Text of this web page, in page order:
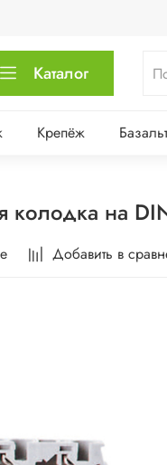
Каталог
Крепёж
на
Добавить в